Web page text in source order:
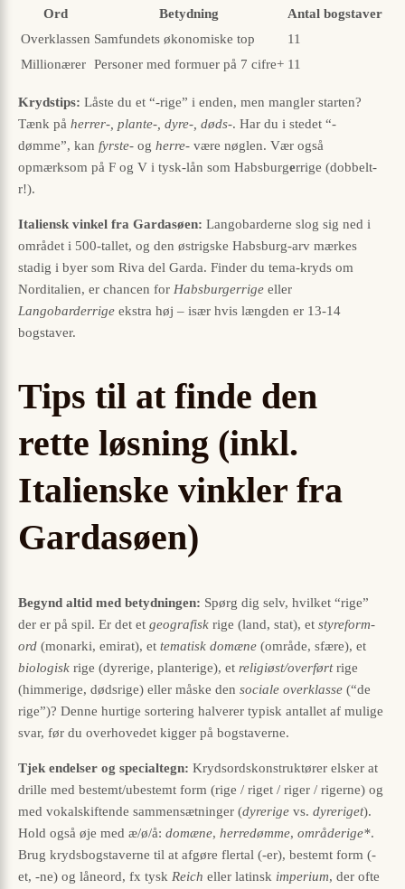
Ord Betydning
Antal bogstaver
Overklassen Samfundets økonomiske top
11
Millionærer Personer med formuer på 7 cifre+ 11
Krydstips: Låste du et “-rige” i enden, men mangler starten?
Tænk på herrer-, plante-, dyre-, døds-. Har du i stedet “-
dømme”, kan fyrste- og herre- være nøglen. Vær også
opmærksom på F og V i tysk-lån som Habsburgerrige (dobbelt-
r!).
Italiensk vinkel fra Gardasøen: Langobarderne slog sig ned i
området i 500-tallet, og den østrigske Habsburg-arv mærkes
stadig i byer som Riva del Garda. Finder du tema-kryds om
Norditalien, er chancen for Habsburgerrige eller
Langobarderrige ekstra høj – især hvis længden er 13-14
bogstaver.
Tips til at finde den
rette løsning (inkl.
Italienske vinkler fra
Gardasøen)
Begynd altid med betydningen: Spørg dig selv, hvilket “rige”
der er på spil. Er det et geografisk rige (land, stat), et styreform-
ord (monarki, emirat), et tematisk domæne (område, sfære), et
biologisk rige (dyrerige, planterige), et religiøst/overførtrige
(himmerige, dødsrige) eller måske den sociale overklasse (“de
rige”)? Denne hurtige sortering halverer typisk antallet af mulige
svar, før du overhovedet kigger på bogstaverne.
Tjek endelser og specialtegn: Krydsordskonstruktører elsker at
drille med bestemt/ubestemt form (rige / riget / riger / rigerne) og
med vokalskiftende sammensætninger (dyrerige vs. dyreriget).
Hold også øje med æ/ø/å: domæne, herredømme, områderige*.
Brug krydsbogstaverne til at afgøre flertal (-er), bestemt form (-
et, -ne) og låneord, fx tysk Reich eller latinsk imperium, der ofte